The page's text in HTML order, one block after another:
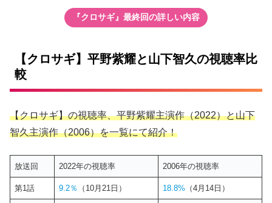
『クロサギ』最終回の詳しい内容
【クロサギ】平野紫耀と山下智久の視聴率比
較
【クロサギ】の視聴率、平野紫耀主演作（2022）と山下
智久主演作（2006）を一覧にて紹介！
放送回 2022年の視聴率 2006年の視聴率
第1話 9.2％ （10月21日） 18.8% （4月14日）